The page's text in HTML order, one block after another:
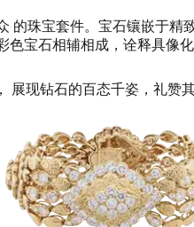
珠宝套件。宝石镶嵌于
宝石相辅相成，诠释具像
现钻石的百态千姿，礼赞